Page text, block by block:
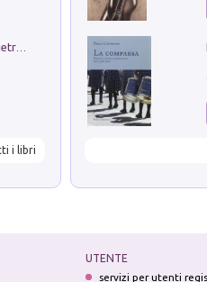
Conte e Mattarella. Sul palcoscenico e dietro le quinte del Quirinale. Un racconto sulle istituzioni
i libri
UTENTE
servizi per utenti